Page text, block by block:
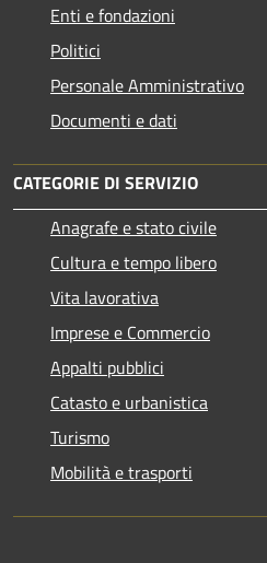
Enti e fondazioni
Politici
Personale Amministrativo
Documenti e dati
CATEGORIE DI SERVIZIO
Anagrafe e stato civile
Cultura e tempo libero
Vita lavorativa
Imprese e Commercio
Appalti pubblici
Catasto e urbanistica
Turismo
Mobilità e trasporti